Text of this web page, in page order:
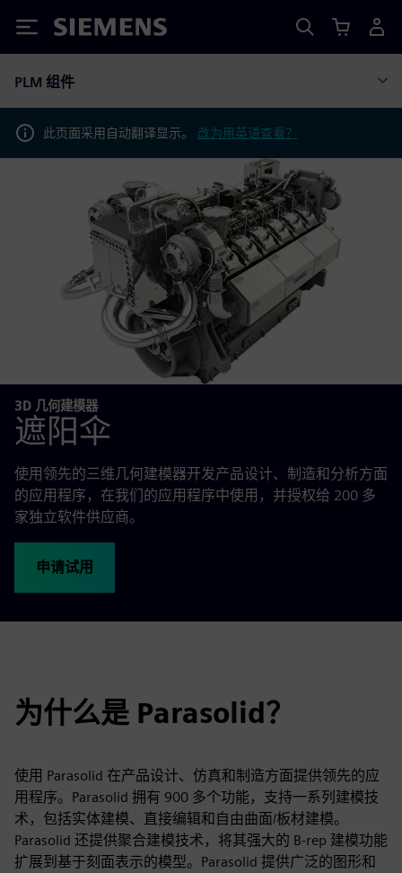
Siemens
PLM 组件
此页面采用自动翻译显示。 改为用英语查看？
3D 几何建模器
遮阳伞
使用领先的三维几何建模器开发产品设计、制造和分析方面
的应用程序，在我们的应用程序中使用，并授权给 200 多
家独立软件供应商。
申请试用
为什么是 Parasolid？
使用 Parasolid 在产品设计、仿真和制造方面提供领先的应
用程序。Parasolid 拥有 900 多个功能，支持一系列建模技
术，包括实体建模、直接编辑和自由曲面/板材建模。
Parasolid 还提供聚合建模技术，将其强大的 B-rep 建模功能
扩展到基于刻面表示的模型。Parasolid 提供广泛的图形和